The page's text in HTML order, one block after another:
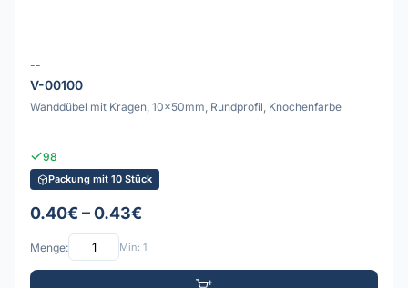
--
V-00100
Wanddübel mit Kragen, 10x50mm, Rundprofil, Knochenfarbe
98
Packung mit 10 Stück
0.40€ – 0.43€
Menge: Min: 1